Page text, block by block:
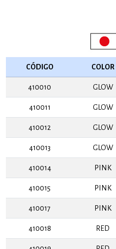
CÓDIGO COLOR
410010 GLOW
410011 GLOW
410012 GLOW
410013 GLOW
410014 PINK
410015 PINK
410017 PINK
410018 RED